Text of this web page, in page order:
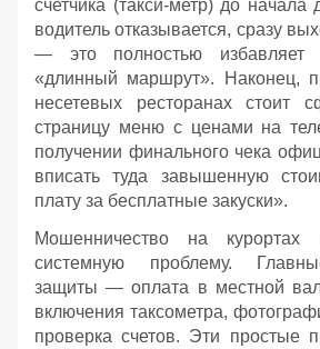
счетчика (такси-метр) до
водитель отказывается, сразу
— это полностью избавляет
«длинный маршрут». Наконец,
несетевых ресторанах стоит
страницу меню с ценами на
получении финального чека
вписать туда завышенную
плату за бесплатные закуски».
Мошенничество на курортах
системную проблему.
защиты — оплата в местной
включения таксометра,
проверка счетов. Эти простые